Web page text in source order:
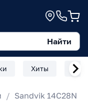
Найти
Хиты
Sandvik 14C28N